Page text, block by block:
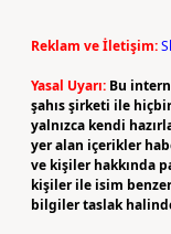
Reklam ve İletişim:
Yasal Uyarı: Bu
şahıs şirketi ile
yalnızca kendi
yer alan içerikler
ve kişiler hakkında
kişiler ile isim
bilgiler taslak